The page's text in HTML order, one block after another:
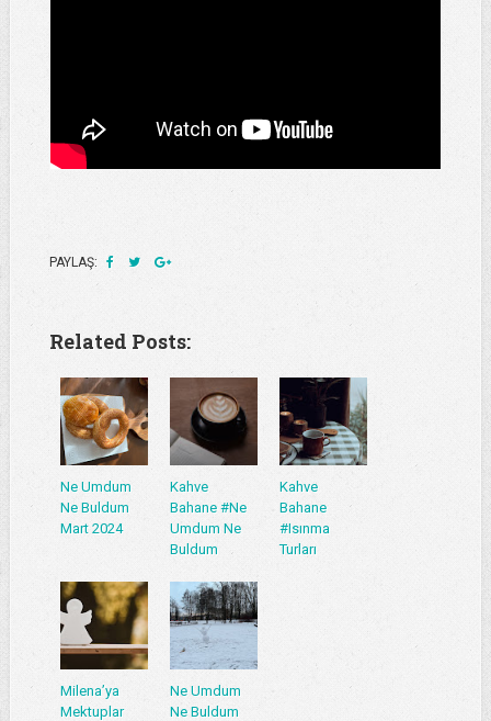
PAYLAŞ:
Related Posts:
Ne Umdum
Ne Buldum
Mart 2024
Kahve
Bahane #Ne
Umdum Ne
Buldum
Kahve
Bahane
#Isınma
Turları
Milena’ya
Mektuplar
Ne Umdum
Ne Buldum